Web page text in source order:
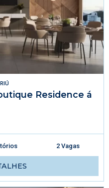
Residence á
2 Vagas